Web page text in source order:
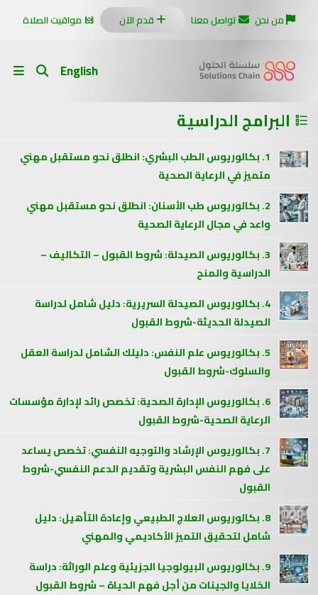
من نحن تواصل معنا قدم الآن مواقيت الصلاة
English
البرامج الدراسية
1. بكالوريوس الطب البشري: انطلق نحو مستقبل مهني
متميز في الرعاية الصحية
2. بكالوريوس طب الأسنان: انطلق نحو مستقبل مهني
واعد في مجال الرعاية الصحية
3. بكالوريوس الصيدلة: شروط القبول – التكاليف –
الدراسية والمنح
4. بكالوريوس الصيدلة السريرية: دليل شامل لدراسة
الصيدلة الحديثة-شروط القبول
5. بكالوريوس علم النفس: دليلك الشامل لدراسة العقل
والسلوك-شروط القبول
6. بكالوريوس الإدارة الصحية: تخصص رائد لإدارة مؤسسات
الرعاية الصحية-شروط القبول
7. بكالوريوس الإرشاد والتوجيه النفسي: تخصص يساعد
على فهم النفس البشرية وتقديم الدعم النفسي-شروط
القبول
8. بكالوريوس العلاج الطبيعي وإعادة التأهيل: دليل
شامل لتحقيق التميز الأكاديمي والمهني
9. بكالوريوس البيولوجيا الجزيئية وعلم الوراثة: دراسة
الخلايا والجينات من أجل فهم الحياة – شروط القبول